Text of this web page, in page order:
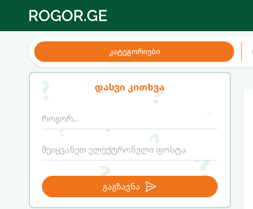
კატეგორიები
დასვი კითხვა
გაგზავნა